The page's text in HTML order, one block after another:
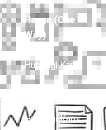
Harga (One
Hubungi Kami
Hubungi Kami